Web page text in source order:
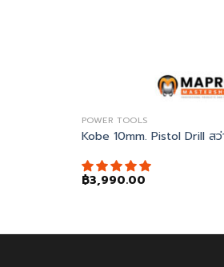
POWER TOOLS
Kobe 10mm. Pistol Drill ส
฿3,990.00